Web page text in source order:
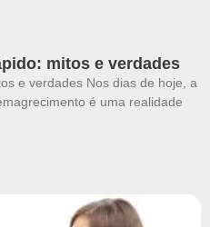
mitos e verdades
e verdades Nos dias de hoje, a
é uma realidade